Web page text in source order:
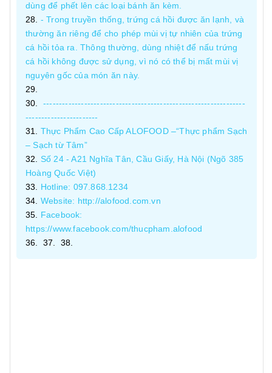
dùng để phết lên các loại bánh ăn kèm.
- Trong truyền thống, trứng cá hồi được ăn lạnh, và
thường ăn riêng để cho phép mùi vị tự nhiên của trứng
cá hồi tỏa ra. Thông thường, dùng nhiệt để nấu trứng
cá hồi không được sử dụng, vì nó có thể bị mất mùi vị
nguyên gốc của món ăn này.
----------------------------------------------------------------
-----------------------
Thực Phẩm Cao Cấp ALOFOOD –“Thực phẩm Sạch
– Sạch từ Tâm”
Số 24 - A21 Nghĩa Tân, Cầu Giấy, Hà Nội (Ngõ 385
Hoàng Quốc Việt)
Hotline: 097.868.1234
Website: http://alofood.com.vn
Facebook:
https://www.facebook.com/thucpham.alofood